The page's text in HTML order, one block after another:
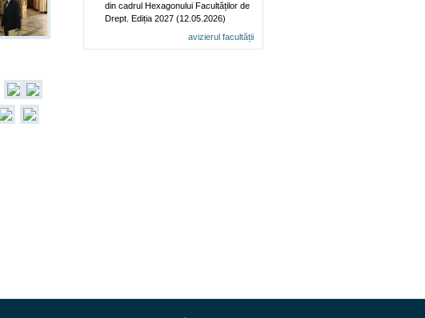
din cadrul Hexagonului Facultăților de
Drept. Ediția 2027 (12.05.2026)
avizierul facultății